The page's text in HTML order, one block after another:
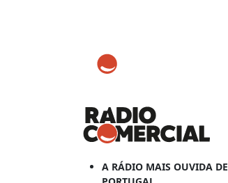
A RÁDIO MAIS OUVIDA DE